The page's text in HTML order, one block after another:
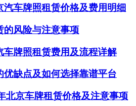
车牌照租赁价格及费用明细
的风险与注意事项
牌照租赁费用及流程详解
缺点及如何选择靠谱平台
北京车牌租赁价格及注意事项